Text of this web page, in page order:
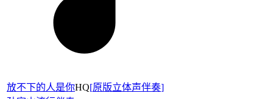
放不下的人是你HQ[原版立体声伴奏]